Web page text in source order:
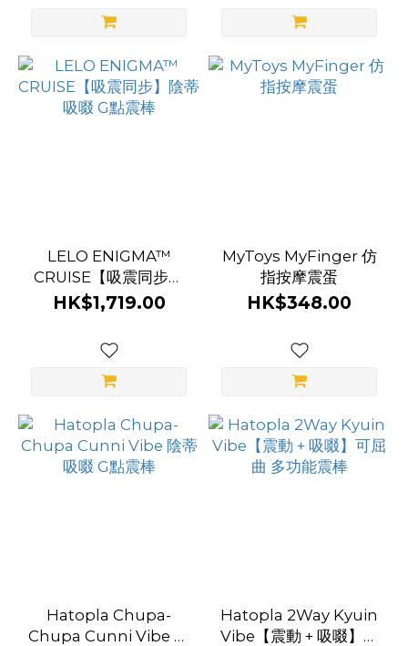
LELO ENIGMA™
CRUISE【吸震同步】
陰蒂吸啜 G點震棒
HK$1,719.00
MyToys MyFinger 仿
指按摩震蛋
HK$348.00
Hatopla Chupa-
Chupa Cunni Vibe 陰
Hatopla 2Way Kyuin
Vibe【震動 + 吸啜】可